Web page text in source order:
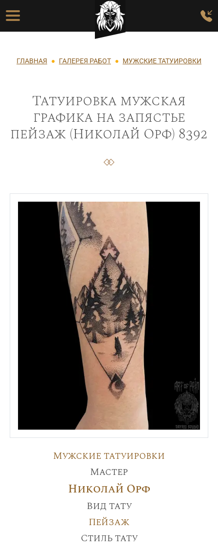
Перейти к основному содержанию
Основная навигация
Строка навигации
ГЛАВНАЯ ГАЛЕРЕЯ РАБОТ МУЖСКИЕ ТАТУИРОВКИ
Татуировка мужская
графика на запястье
пейзаж (Николай Орф) 8392
Мужские татуировки
Мастер
Николай Орф
Вид тату
Пейзаж
Стиль тату